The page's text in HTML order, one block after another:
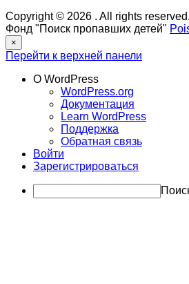
Copyright © 2026 . All rights reserved.
Фонд "Поиск пропавших детей"
×
Перейти к верхней панели
О WordPress
WordPress.org
Документация
Learn WordPress
Поддержка
Обратная связь
Войти
Зарегистрироваться